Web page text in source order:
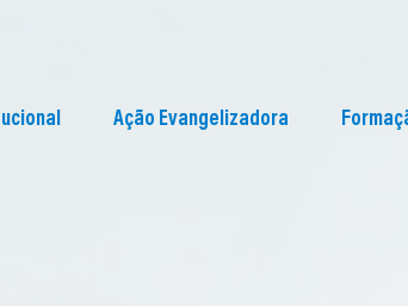
Ação Evangelizadora